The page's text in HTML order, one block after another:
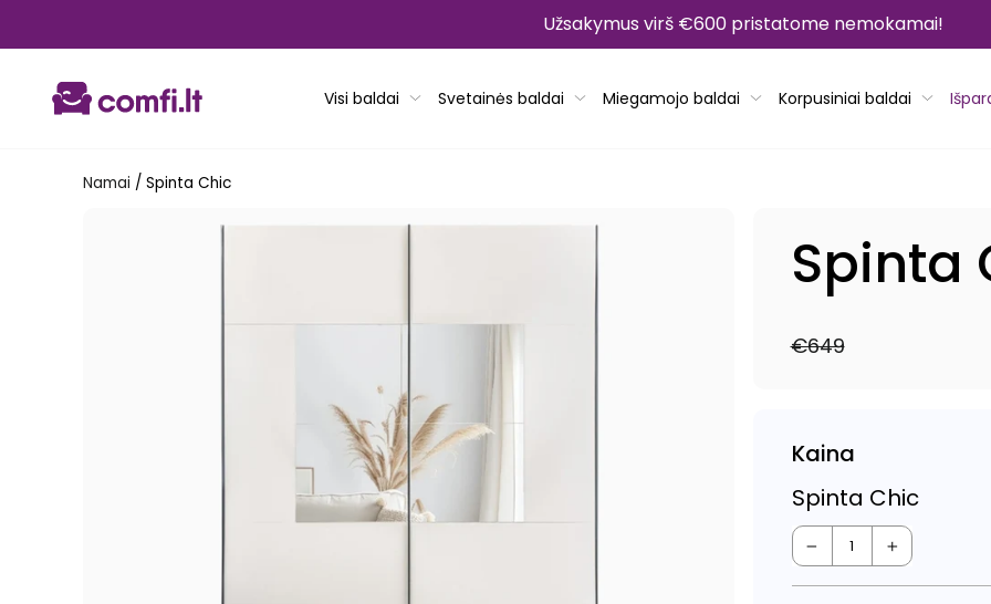
Užsakymus virš €600 pristatome nemokamai!
Visi baldai Svetainės baldai Miegamojo baldai Korpusiniai baldai
Namai / Spinta Chic
Spinta
€649
Kaina
Spinta Chic
− +